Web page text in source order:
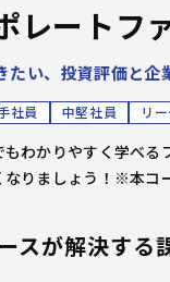
ビジネ
新入社
若
ビジネ
アセスメ
ビジネ
経営管
カレ
開催形
オンラ
リクル
研修申
研修効
よくあ
3時間
オンラ
講師派
リクル
レートフ
たい、投資評価と企
社員 中堅社員 リ
もわかりやすく学べ
なりましょう！※本コ
スが解決する